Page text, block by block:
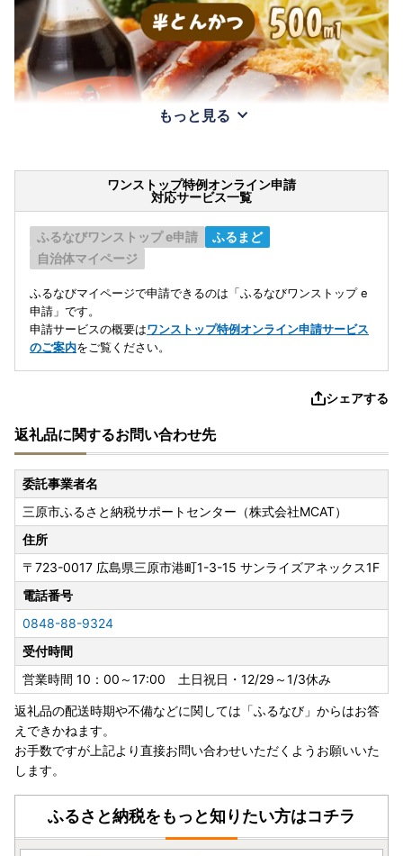
もっと見る
ワンストップ特例オンライン申請
対応サービス一覧
ふるなびワンストップ e申請
ふるまど
自治体マイページ
ふるなびマイページで申請できるのは「ふるなびワンストップ e
申請」です。
申請サービスの概要はワンストップ特例オンライン申請サービス
のご案内をご覧ください。
シェアする
返礼品に関するお問い合わせ先
委託事業者名
三原市ふるさと納税サポートセンター（株式会社MCAT）
住所
〒723-0017 広島県三原市港町1-3-15 サンライズアネックス1F
電話番号
0848-88-9324
受付時間
営業時間 10：00～17:00 土日祝日・12/29～1/3休み
返礼品の配送時期や不備などに関しては「ふるなび」からはお答
えできかねます。
お手数ですが上記より直接お問い合わせいただくようお願いいた
します。
ふるさと納税をもっと知りたい方はコチラ